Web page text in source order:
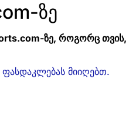
ზე
ზე, როგორც თვის,
მიიღებთ.